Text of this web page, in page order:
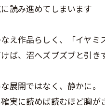
読み進めてしまいます
え作品らしく、「イヤ
ば、沼へズブズブと引
展開ではなく、静かに。
実に読めば読むほど胸